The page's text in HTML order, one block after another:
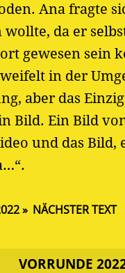
Ana fragte
wollte, da er
gewesen sein
in der
aber das
Bild. Ein Bild
und das Bild,
NÄCHSTER TEXT
VORRUNDE